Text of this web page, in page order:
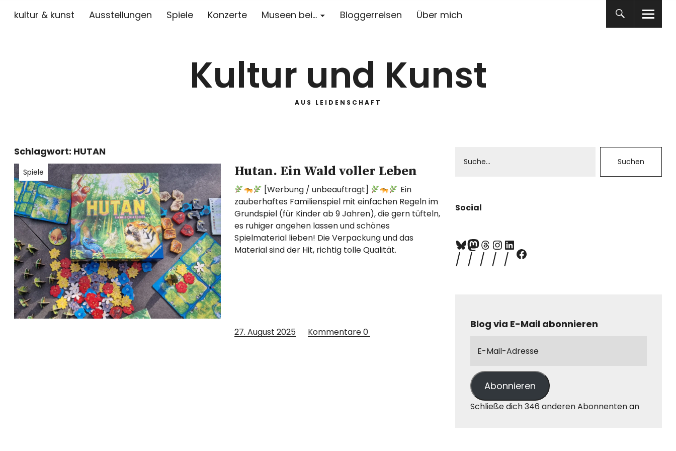
kultur & kunst Ausstellungen Spiele Konzerte Museen bei… Bloggerreisen Über mich
Kultur und Kunst
AUS LEIDENSCHAFT
Schlagwort: HUTAN
Spiele Hutan. Ein Wald voller Leben
[Werbung / unbeauftragt]
Ein
zauberhaftes Familienspiel mit einfachen Regeln im
Grundspiel (für Kinder ab 9 Jahren), die gern tüfteln,
es ruhiger angehen lassen und schönes
Spielmaterial lieben! Die Verpackung und das
Material sind der Hit, richtig tolle Qualität.
27. August 2025 Kommentare0
Social
Blog via E-Mail abonnieren
Abonnieren
Schließe dich 346 anderen Abonnenten an